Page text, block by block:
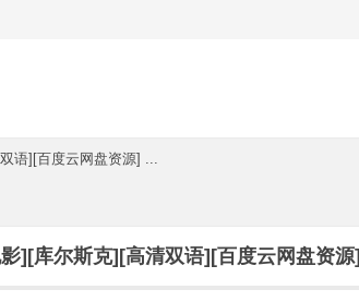
语][百度云网盘资源] ...
][库尔斯克][高清双语][百度云网盘资源]